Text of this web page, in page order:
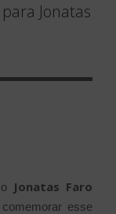
Jonatas
Jonatas Faro
esse